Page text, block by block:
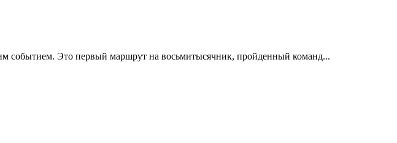
событием. Это первый маршрут на восьмитысячник, пройденный команд...